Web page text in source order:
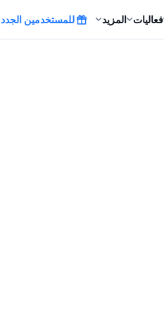
فعاليات المزيد للمستخدمين الجدد